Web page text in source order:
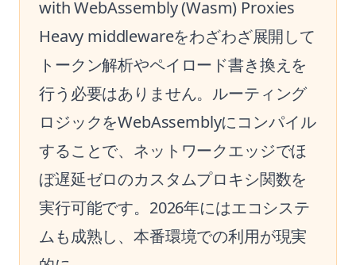
with WebAssembly (Wasm) Proxies
Heavy middlewareをわざわざ展開して
トークン解析やペイロード書き換えを
行う必要はありません。ルーティング
ロジックをWebAssemblyにコンパイル
することで、ネットワークエッジでほ
ぼ遅延ゼロのカスタムプロキシ関数を
実行可能です。2026年にはエコシステ
ムも成熟し、本番環境での利用が現実